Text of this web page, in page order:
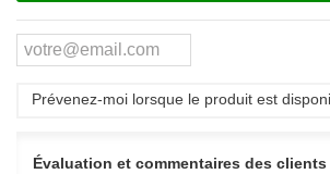
Prévenez-moi lorsque le produit est
Évaluation et commentaires des clients